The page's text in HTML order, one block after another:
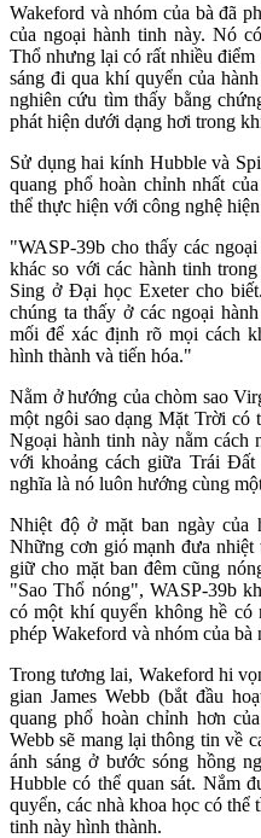
Wakeford và nhóm của bà đã
của ngoại hành tinh này. Nó
Thổ nhưng lại có rất nhiều điểm
sáng đi qua khí quyển của
nghiên cứu tìm thấy bằng
phát hiện dưới dạng hơi trong
Sử dụng hai kính Hubble và
quang phổ hoàn chỉnh nhất
thể thực hiện với công nghệ
"WASP-39b cho thấy các
khác so với các hành tinh
Sing ở Đại học Exeter cho
chúng ta thấy ở các ngoại
mối để xác định rõ mọi cách
hình thành và tiến hóa."
Nằm ở hướng của chòm sao
một ngôi sao dạng Mặt Trời có
Ngoại hành tinh này nằm cách
với khoảng cách giữa Trái
nghĩa là nó luôn hướng cùng
Nhiệt độ ở mặt ban ngày
Những cơn gió mạnh đưa
giữ cho mặt ban đêm cũng
"Sao Thổ nóng", WASP-39b
có một khí quyển không hề có
phép Wakeford và nhóm của bà
Trong tương lai, Wakeford hi
gian James Webb (bắt đầu
quang phổ hoàn chỉnh hơn
Webb sẽ mang lại thông tin về
ánh sáng ở bước sóng hồng
Hubble có thể quan sát. Nắm
quyển, các nhà khoa học có thể
tinh này hình thành.